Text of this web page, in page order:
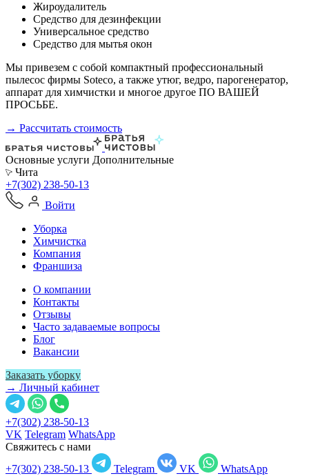
Жироудалитель
Средство для дезинфекции
Универсальное средство
Средство для мытья окон
Мы привезем с собой компактный профессиональный
пылесос фирмы Soteco, а также утюг, ведро, парогенератор,
аппарат для химчистки и многое другое ПО ВАШЕЙ
ПРОСЬБЕ.
→ Рассчитать стоимость
Основные услуги Дополнительные
Чита
+7(302) 238-50-13
Войти
Уборка
Химчистка
Компания
Франшиза
О компании
Контакты
Отзывы
Часто задаваемые вопросы
Блог
Вакансии
Заказать уборку
→ Личный кабинет
+7(302) 238-50-13
VK Telegram WhatsApp
Свяжитесь с нами
+7(302) 238-50-13
Telegram VK
WhatsApp